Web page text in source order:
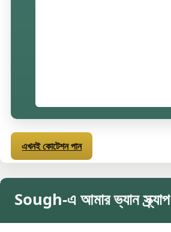
এখনই কোটেশন পান
Sough-এ আমার ভ্যান